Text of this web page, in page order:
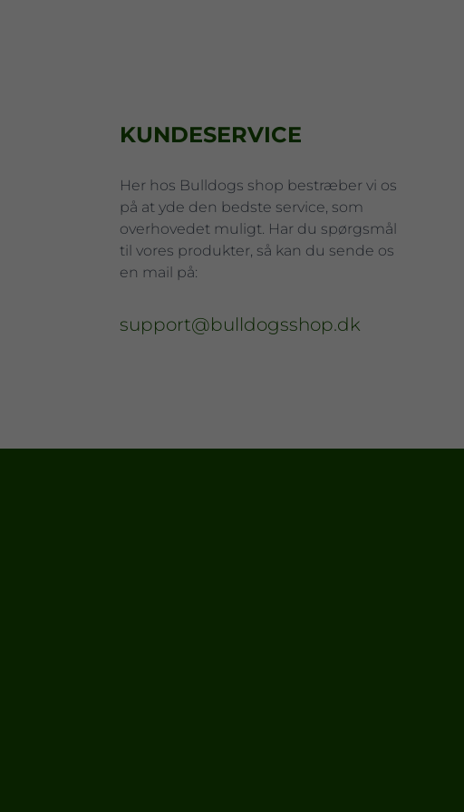
KUNDESERVICE
Her hos Bulldogs shop bestræber vi os
på at yde den bedste service, som
overhovedet muligt. Har du spørgsmål
til vores produkter, så kan du sende os
en mail på:
support@bulldogsshop.dk